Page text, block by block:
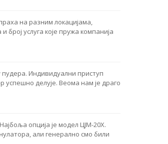
на разним локацијама,
број услуга које пружа компанија
Индивидуални приступ
успешно делује. Веома нам је драго
опција је модел ЦЈМ-20Х.
али генерално смо били